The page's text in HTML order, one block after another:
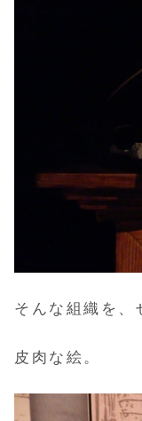
そんな組織を、
皮肉な絵。